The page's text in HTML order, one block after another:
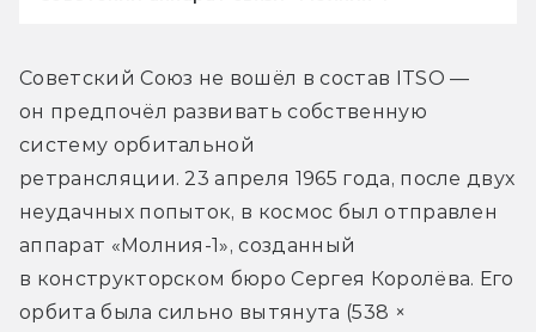
Советский Союз не вошёл в состав ITSO —
он предпочёл развивать собственную
систему орбитальной
ретрансляции. 23 апреля 1965 года, после двух
неудачных попыток, в космос был отправлен
аппарат «Молния-1», созданный
в конструкторском бюро Сергея Королёва. Его
орбита была сильно вытянута (538 ×